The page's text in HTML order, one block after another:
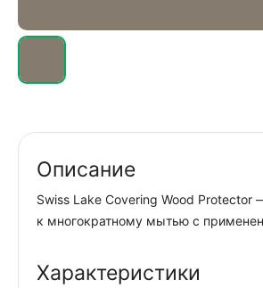
Описание
Swiss Lake Covering Wood
к многократному мытью с
Характеристики